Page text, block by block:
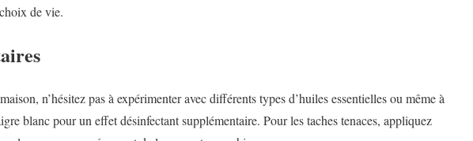
de vie.
n’hésitez pas à expérimenter avec différents types d’huiles essentielles ou même à
blanc pour un effet désinfectant supplémentaire. Pour les taches tenaces, appliquez